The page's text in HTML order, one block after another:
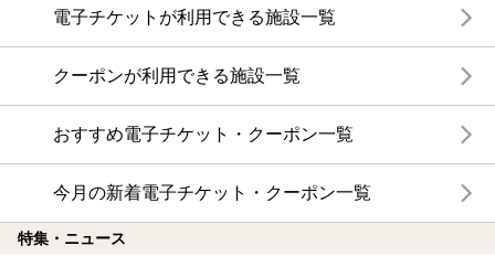
電子チケットが利用できる施設一覧
クーポンが利用できる施設一覧
おすすめ電子チケット・クーポン一覧
今月の新着電子チケット・クーポン一覧
特集・ニュース